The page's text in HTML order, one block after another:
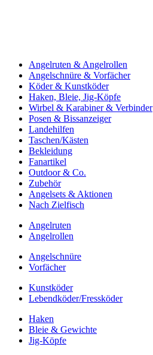
Angelruten & Angelrollen
Angelschnüre & Vorfächer
Köder & Kunstköder
Haken, Bleie, Jig-Köpfe
Wirbel & Karabiner & Verbinder
Posen & Bissanzeiger
Landehilfen
Taschen/Kästen
Bekleidung
Fanartikel
Outdoor & Co.
Zubehör
Angelsets & Aktionen
Nach Zielfisch
Angelruten
Angelrollen
Angelschnüre
Vorfächer
Kunstköder
Lebendköder/Fressköder
Haken
Bleie & Gewichte
Jig-Köpfe